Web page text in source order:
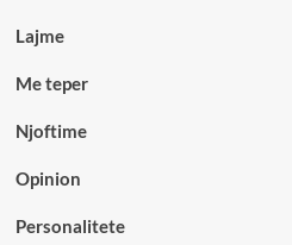
Lajme
Me teper
Njoftime
Opinion
Personalitete